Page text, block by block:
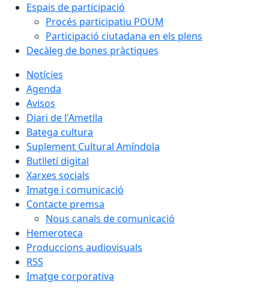
Espais de participació
Procés participatiu POUM
Participació ciutadana en els plens
Decàleg de bones pràctiques
Notícies
Agenda
Avisos
Diari de l'Ametlla
Batega cultura
Suplement Cultural Amíndola
Butlletí digital
Xarxes socials
Imatge i comunicació
Contacte premsa
Nous canals de comunicació
Hemeroteca
Produccions audiovisuals
RSS
Imatge corporativa